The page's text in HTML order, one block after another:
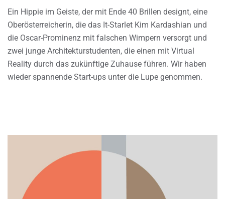
Ein Hippie im Geiste, der mit Ende 40 Brillen designt, eine
Oberösterreicherin, die das It-Starlet Kim Kardashian und
die Oscar-Prominenz mit falschen Wimpern versorgt und
zwei junge Architekturstudenten, die einen mit Virtual
Reality durch das zukünftige Zuhause führen. Wir haben
wieder spannende Start-ups unter die Lupe genommen.